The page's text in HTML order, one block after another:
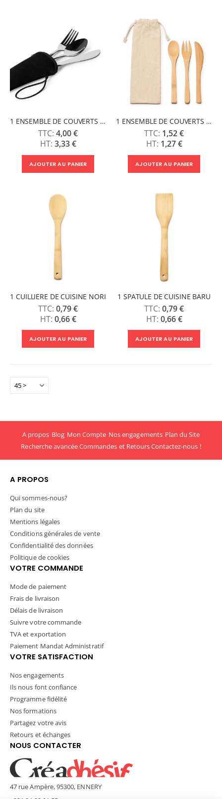
1 ENSEMBLE DE COUVERTS BELVER
4,00 €
3,33 €
AJOUTER AU PANIER
1 ENSEMBLE DE COUVERTS COLMER
1,52 €
1,27 €
AJOUTER AU PANIER
1 CUILLIERE DE CUISINE NORI
0,79 €
0,66 €
AJOUTER AU PANIER
1 SPATULE DE CUISINE BARU
0,79 €
0,66 €
AJOUTER AU PANIER
A propos Blog Mon Compte Nos engagements Plan du Site
Recherche avancéeCommandes et RetoursContactez-nous !
A PROPOS
Qui sommes-nous?
Plan du site
Mentions légales
Conditions générales de vente
Confidentialité des données
Politique de cookies
VOTRE COMMANDE
Mode de paiement
Frais de livraison
Délais de livraison
Suivre votre commande
TVA et exportation
Paiement Mandat Administratif
VOTRE SATISFACTION
Nos engagements
Ils nous font confiance
Programme fidélité
Nos formations
Partagez votre avis
Retours et échanges
NOUS CONTACTER
47 rue Ampère, 95300, ENNERY